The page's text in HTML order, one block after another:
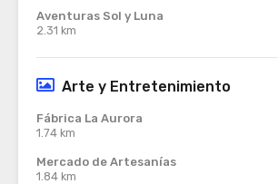
Aventuras Sol y Luna
2.31 km
Arte y Entretenimiento
Fábrica La Aurora
1.74 km
Mercado de Artesanías
1.84 km